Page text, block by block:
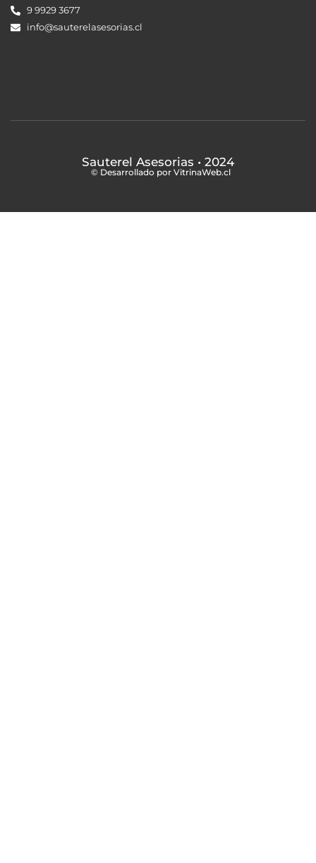
9 9929 3677
info@sauterelasesorias.cl
Sauterel Asesorias • 2024
© Desarrollado por VitrinaWeb.cl